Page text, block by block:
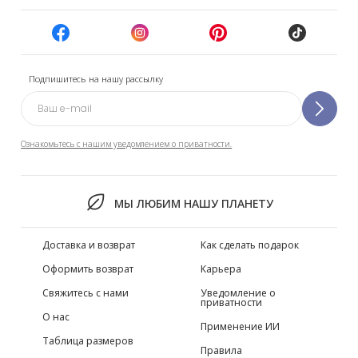
Подпишитесь на нашу рассылку
Ознакомьтесь с нашим уведомлением о приватности.
МЫ ЛЮБИМ НАШУ ПЛАНЕТУ
Доставка и возврат
Оформить возврат
Свяжитесь с нами
О нас
Таблица размеров
Как сделать подарок
Карьера
Уведомление о
приватности
Применение ИИ
Правила